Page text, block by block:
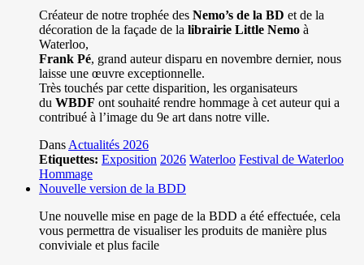
Créateur de notre trophée des Nemo’s de la BD et de la
décoration de la façade de la librairie Little Nemo à
Waterloo,
Frank Pé, grand auteur disparu en novembre dernier, nous
laisse une œuvre exceptionnelle.
Très touchés par cette disparition, les organisateurs
du WBDF ont souhaité rendre hommage à cet auteur qui a
contribué à l’image du 9e art dans notre ville.
Dans Actualités 2026
Etiquettes: Exposition 2026 Waterloo Festival de Waterloo
Hommage
Nouvelle version de la BDD
Une nouvelle mise en page de la BDD a été effectuée, cela
vous permettra de visualiser les produits de manière plus
conviviale et plus facile